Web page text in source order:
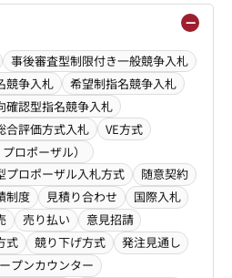
事後審査型制限付き一般競争入札
競争入札
希望制指名競争入札
確認型指名競争入札
合評価方式入札
VE方式
ロポーザル）
プロポーザル入札方式
随意契約
制度 見積り合わせ
国際入札
売り払い
意見招請
式 競り下げ方式
発注見通し
プンカウンター